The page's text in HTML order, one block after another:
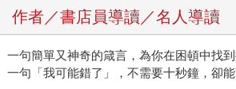
識』，而這本書是作者的親身體驗，文
力，有太多值得細細思考的智慧……《
箴言，可以幫助很多伴侶、家人跳脫爭
能錯了》在瑞典和歐洲已經長銷三年，
作者／書店員導讀／名人導讀
一句簡單又神奇的箴言，為你在困頓中找
一句「我可能錯了」，不需要十秒鐘，卻能